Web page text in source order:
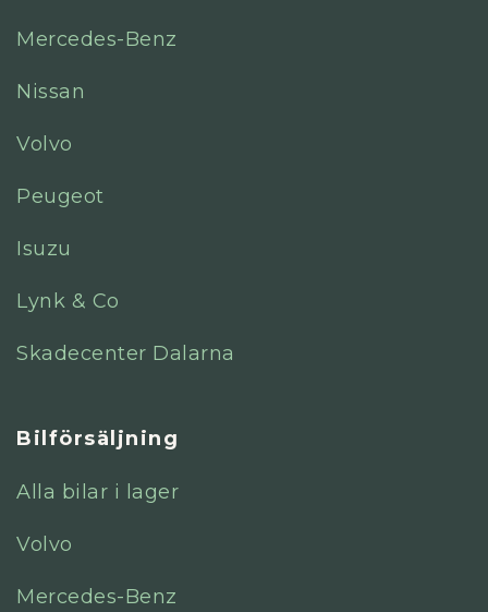
Mercedes-Benz
Nissan
Volvo
Peugeot
Isuzu
Lynk & Co
Skadecenter Dalarna
Bilförsäljning
Alla bilar i lager
Volvo
Mercedes-Benz